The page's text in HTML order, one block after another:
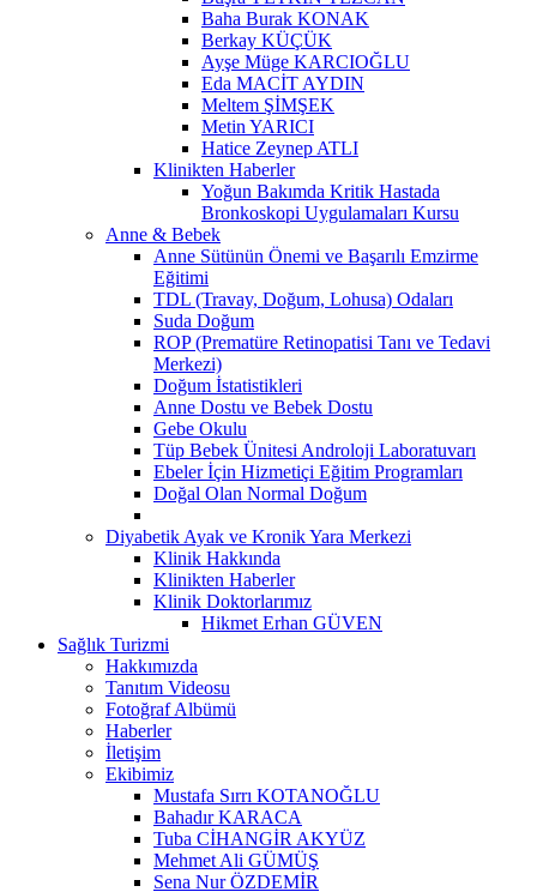
Baha Burak KONAK
Berkay KÜÇÜK
Ayşe Müge KARCIOĞLU
Eda MACİT AYDIN
Meltem ŞİMŞEK
Metin YARICI
Hatice Zeynep ATLI
Klinikten Haberler
Yoğun Bakımda Kritik Hastada
Bronkoskopi Uygulamaları Kursu
Anne & Bebek
Anne Sütünün Önemi ve Başarılı Emzirme
Eğitimi
TDL (Travay, Doğum, Lohusa) Odaları
Suda Doğum
ROP (Prematüre Retinopatisi Tanı ve Tedavi
Merkezi)
Doğum İstatistikleri
Anne Dostu ve Bebek Dostu
Gebe Okulu
Tüp Bebek Ünitesi Androloji Laboratuvarı
Ebeler İçin Hizmetiçi Eğitim Programları
Doğal Olan Normal Doğum
Diyabetik Ayak ve Kronik Yara Merkezi
Klinik Hakkında
Klinikten Haberler
Klinik Doktorlarımız
Hikmet Erhan GÜVEN
Sağlık Turizmi
Hakkımızda
Tanıtım Videosu
Fotoğraf Albümü
Haberler
İletişim
Ekibimiz
Mustafa Sırrı KOTANOĞLU
Bahadır KARACA
Tuba CİHANGİR AKYÜZ
Mehmet Ali GÜMÜŞ
Sena Nur ÖZDEMİR